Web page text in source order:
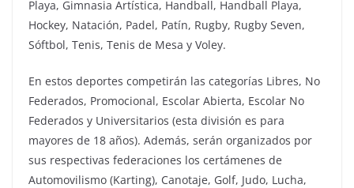
Playa, Gimnasia Artística, Handball, Handball Playa,
Hockey, Natación, Padel, Patín, Rugby, Rugby Seven,
Sóftbol, Tenis, Tenis de Mesa y Voley.
En estos deportes competirán las categorías Libres, No
Federados, Promocional, Escolar Abierta, Escolar No
Federados y Universitarios (esta división es para
mayores de 18 años). Además, serán organizados por
sus respectivas federaciones los certámenes de
Automovilismo (Karting), Canotaje, Golf, Judo, Lucha,